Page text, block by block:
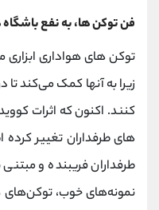
فن توکن ها، به نفع باشگاه
توکن های هواداری ابزاری
زیرا به آنها کمک می‌کند
کنند. اکنون که اثرات
های طرفداران تغییر
طرفداران فریبنده و
نمونه‌های خوب،